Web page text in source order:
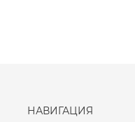
НАВИГАЦИЯ